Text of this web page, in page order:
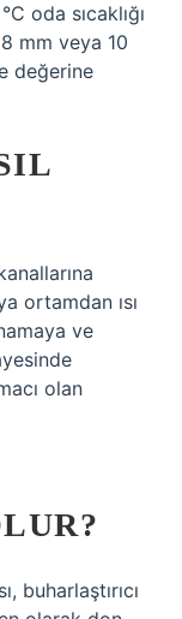
oda sıcaklığı
mm veya 10
değerine
ortamdan ısı
ve
olan
buharlaştırıcı